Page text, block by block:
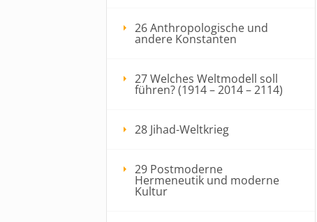
26 Anthropologische und
andere Konstanten
27 Welches Weltmodell soll
führen? (1914 – 2014 – 2114)
28 Jihad-Weltkrieg
29 Postmoderne
Hermeneutik und moderne
Kultur